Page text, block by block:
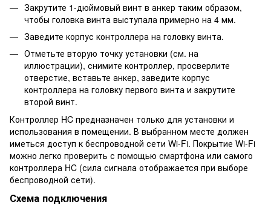
Закрутите 1-дюймовый винт в анкер таким образом,
чтобы головка винта выступала примерно на 4 мм.
Заведите корпус контроллера на головку винта.
Отметьте вторую точку установки (см. на
иллюстрации), снимите контроллер, просверлите
отверстие, вставьте анкер, заведите корпус
контроллера на головку первого винта и закрутите
второй винт.
Контроллер HC предназначен только для установки и
использования в помещении. В выбранном месте должен
иметься доступ к беспроводной сети Wi-Fi. Покрытие Wi-Fi
можно легко проверить с помощью смартфона или самого
контроллера HC (сила сигнала отображается при выборе
беспроводной сети).
Схема подключения